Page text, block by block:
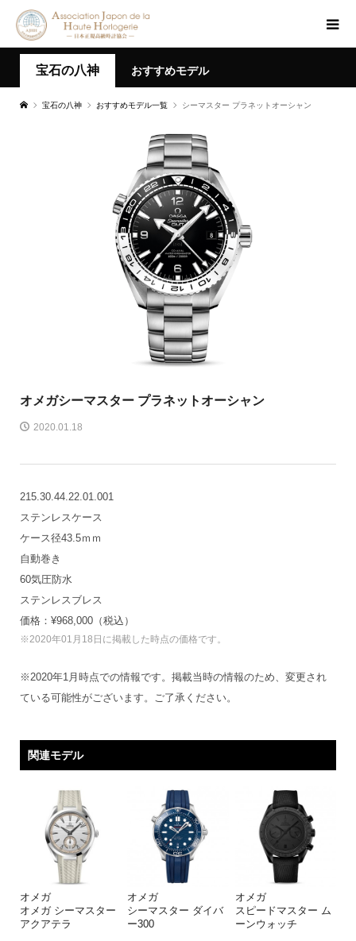
宝石の八神 おすすめモデル
宝石の八神 おすすめモデル一覧 シーマスター プラネットオーシャン
オメガシーマスター プラネットオーシャン
2020.01.18
215.30.44.22.01.001
ステンレスケース
ケース径43.5ｍｍ
自動巻き
60気圧防水
ステンレスブレス
価格：¥968,000（税込）
※2020年01月18日に掲載した時点の価格です。
※2020年1月時点での情報です。掲載当時の情報のため、変更され
ている可能性がございます。ご了承ください。
関連モデル
オメガ
オメガ シーマスター
アクアテラ
オメガ
シーマスター ダイバ
ー300
オメガ
スピードマスター ム
ーンウォッチ